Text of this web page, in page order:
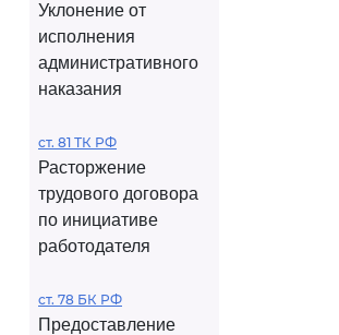
Уклонение от
исполнения
административного
наказания
ст. 81 ТК РФ
Расторжение
трудового договора
по инициативе
работодателя
ст. 78 БК РФ
Предоставление